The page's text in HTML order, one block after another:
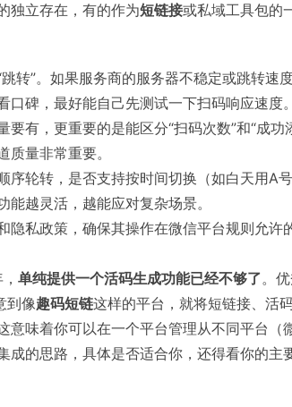
独立存在，有的作为短链接或私域工具包的
跳转”。如果服务商的服务器不稳定或跳转速
碑，最好能自己先测试一下扫码响应速度。
要有，更重要的是能区分“扫码次数”和“成
量非常重要。
序轮转，是否支持按时间切换（如白天用A
越灵活，越能应对复杂场景。
隐私政策，确保其操作在微信平台规则允许
单纯提供一个活码生成功能已经不够了。
到像趣码短链这样的平台，就将短链接、活
味着你可以在一个平台管理从不同平台（
的思路，具体是否适合你，还得看你的主